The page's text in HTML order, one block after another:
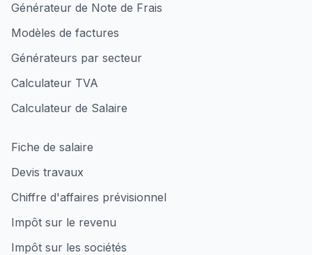
Générateur de Note de Frais
Modèles de factures
Générateurs par secteur
Calculateur TVA
Calculateur de Salaire
Fiche de salaire
Devis travaux
Chiffre d'affaires prévisionnel
Impôt sur le revenu
Impôt sur les sociétés